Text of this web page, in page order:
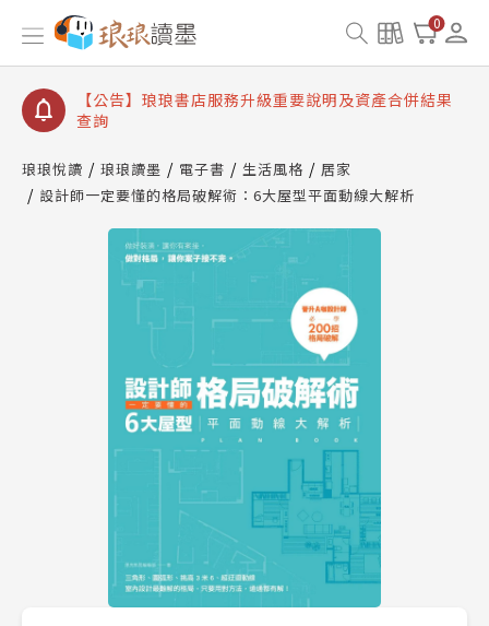
0
【公告】琅琅讀墨書櫃開通常見問題
【公告】琅琅讀墨 3 分鐘完成書櫃開通與資產合併申
【公告】琅琅書店服務升級重要說明及資產合併結果
查詢
琅琅悅讀 琅琅讀墨 電子書 生活風格
居家
設計師一定要懂的格局破解術：6大屋型平面動線大解析